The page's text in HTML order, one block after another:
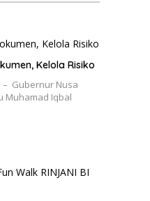
Kelola Risiko
– Gubernur Nusa
Muhamad Iqbal